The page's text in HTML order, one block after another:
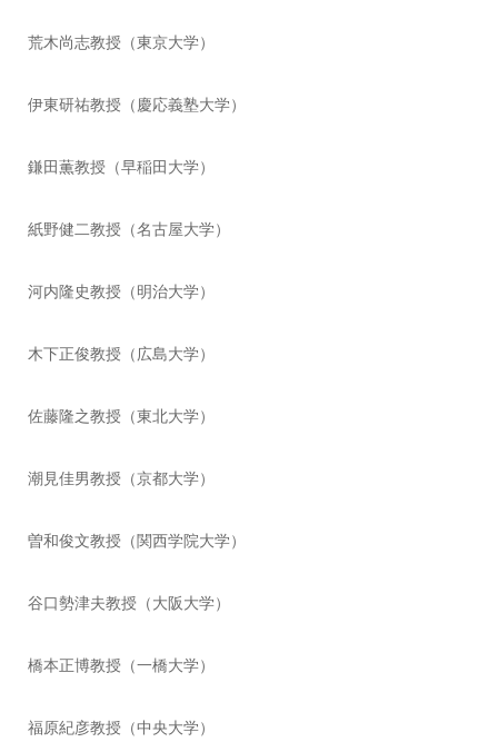
荒木尚志教授（東京大学）
伊東研祐教授（慶応義塾大学）
鎌田薫教授（早稲田大学）
紙野健二教授（名古屋大学）
河内隆史教授（明治大学）
木下正俊教授（広島大学）
佐藤隆之教授（東北大学）
潮見佳男教授（京都大学）
曽和俊文教授（関西学院大学）
谷口勢津夫教授（大阪大学）
橋本正博教授（一橋大学）
福原紀彦教授（中央大学）